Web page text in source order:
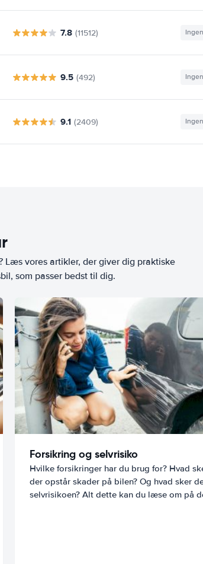
7.8 (11512)
9.5 (492)
9.1 (2409)
vores artikler, der giver dig praktiske
som passer bedst til dig.
Forsikring og selvrisiko
Hvilke forsikringer har du brug for? Hvad
der opstår skader på bilen? Og hvad sker
selvrisikoen? Alt dette kan du læse om på